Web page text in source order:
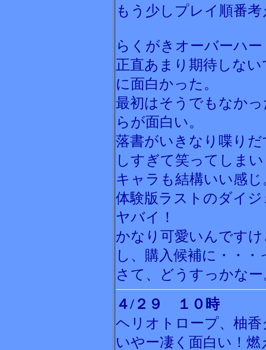
もう少しプレイ順番
らくがきオーバーハ
正直あまり期待しな
に面白かった。
最初はそうでもなか
らが面白い。
落書がいきなり喋り
しすぎて笑ってしま
キャラも結構いい感
体験版ラストのダイ
ヤバイ！
かなり可愛いんです
し、購入候補に・・
さて、どうすっかなー
４/２９ １０時
ヘリオトロープ、柚
いやー凄く面白い！